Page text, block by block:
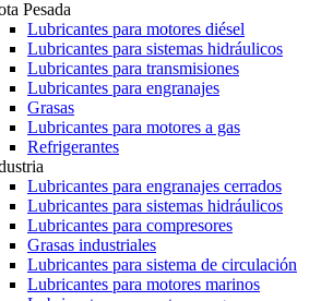
Pesada
Lubricantes para motores diésel
Lubricantes para sistemas hidráulicos
Lubricantes para transmisiones
Lubricantes para engranajes
Grasas
Lubricantes para motores a gas
Refrigerantes
Lubricantes para engranajes cerrados
Lubricantes para sistemas hidráulicos
Lubricantes para compresores
Grasas industriales
Lubricantes para sistema de circulación
Lubricantes para motores marinos